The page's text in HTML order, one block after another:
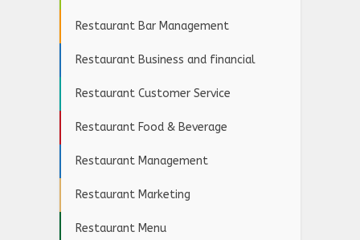
Restaurant Bar Management
Restaurant Business and financial
Restaurant Customer Service
Restaurant Food & Beverage
Restaurant Management
Restaurant Marketing
Restaurant Menu